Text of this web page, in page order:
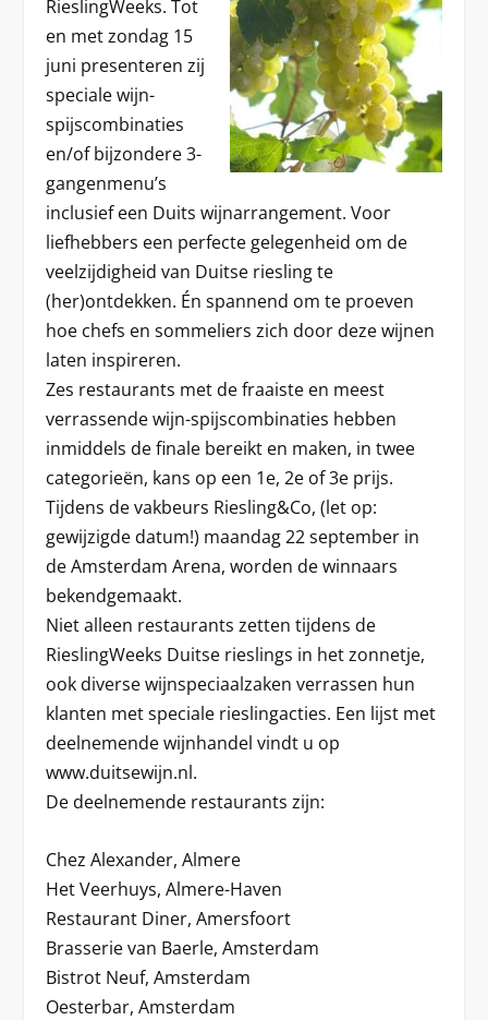
RieslingWeeks. Tot
en met zondag 15
juni presenteren zij
speciale wijn-
spijscombinaties
en/of bijzondere 3-
gangenmenu’s
inclusief een Duits wijnarrangement. Voor
liefhebbers een perfecte gelegenheid om de
veelzijdigheid van Duitse riesling te
(her)ontdekken. Én spannend om te proeven
hoe chefs en sommeliers zich door deze wijnen
laten inspireren.
Zes restaurants met de fraaiste en meest
verrassende wijn-spijscombinaties hebben
inmiddels de finale bereikt en maken, in twee
categorieën, kans op een 1e, 2e of 3e prijs.
Tijdens de vakbeurs Riesling&Co, (let op:
gewijzigde datum!) maandag 22 september in
de Amsterdam Arena, worden de winnaars
bekendgemaakt.
Niet alleen restaurants zetten tijdens de
RieslingWeeks Duitse rieslings in het zonnetje,
ook diverse wijnspeciaalzaken verrassen hun
klanten met speciale rieslingacties. Een lijst met
deelnemende wijnhandel vindt u op
www.duitsewijn.nl.
De deelnemende restaurants zijn:
Chez Alexander, Almere
Het Veerhuys, Almere-Haven
Restaurant Diner, Amersfoort
Brasserie van Baerle, Amsterdam
Bistrot Neuf, Amsterdam
Oesterbar, Amsterdam